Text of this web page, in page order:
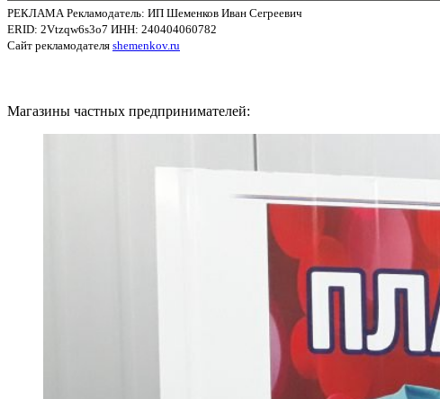
РЕКЛАМА Рекламодатель: ИП Шеменков Иван Сегреевич
ERID: 2Vtzqw6s3o7 ИНН: 240404060782
Сайт рекламодателя shemenkov.ru
Магазины частных предпринимателей: